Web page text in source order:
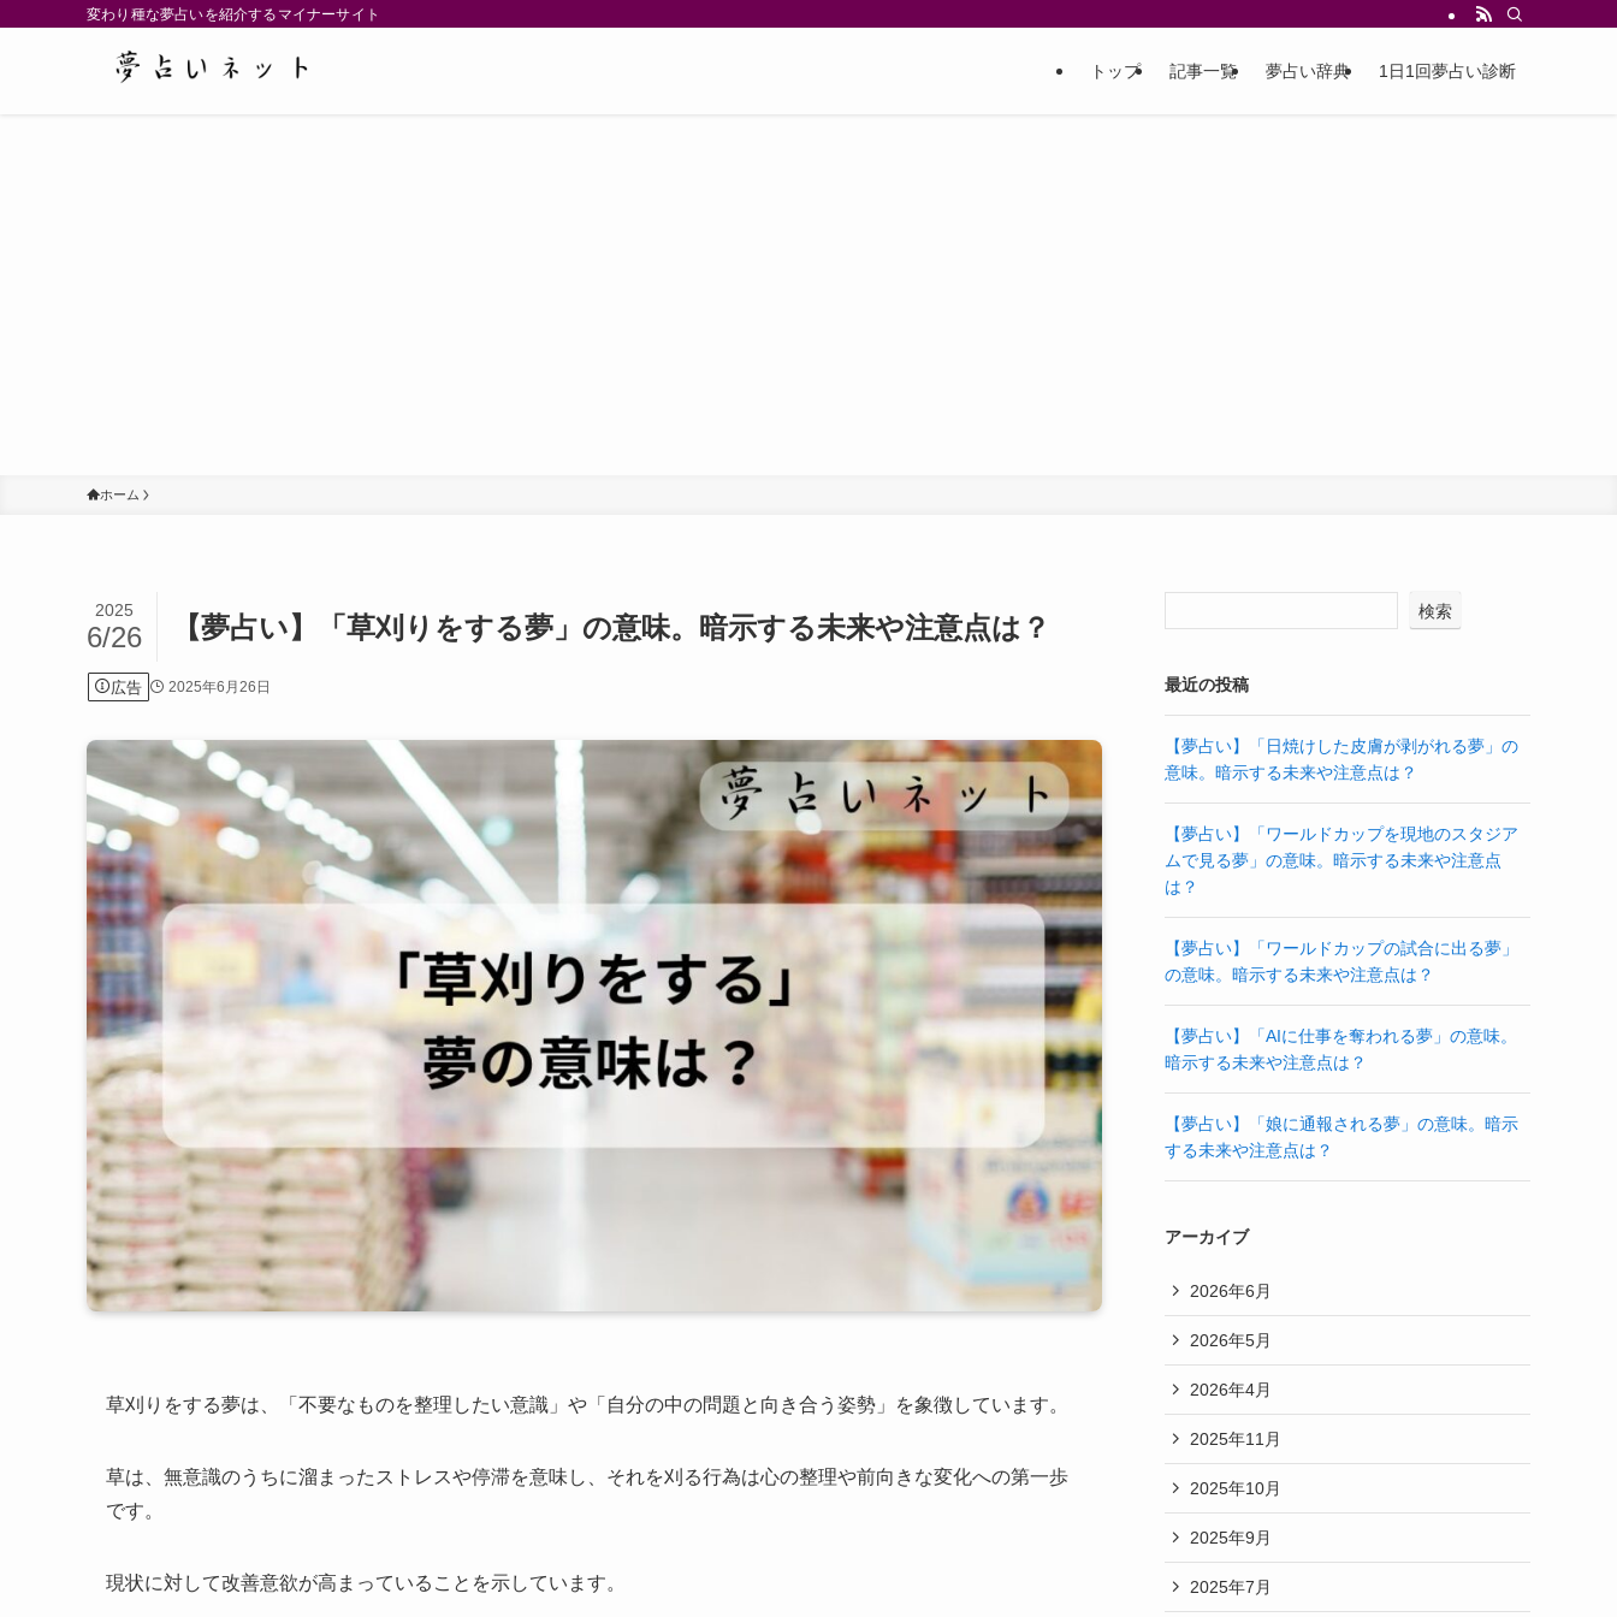
変わり種な夢占いを紹介するマイナーサイト
トップ 記事一覧 夢占い辞典 1日1回夢占い診断
ホーム
【夢占い】「草刈りをする夢」の意味。暗示する未来や注意点は？
2025
6/26
広告 2025年6月26日
草刈りをする夢は、「不要なものを整理したい意識」や「自分の中の問題と向き合う姿勢」を象徴しています。
草は、無意識のうちに溜まったストレスや停滞を意味し、それを刈る行為は心の整理や前向きな変化への第一歩
です。
現状に対して改善意欲が高まっていることを示しています。
検索
最近の投稿
【夢占い】「日焼けした皮膚が剥がれる夢」の
意味。暗示する未来や注意点は？
【夢占い】「ワールドカップを現地のスタジア
ムで見る夢」の意味。暗示する未来や注意点
は？
【夢占い】「ワールドカップの試合に出る夢」
の意味。暗示する未来や注意点は？
【夢占い】「AIに仕事を奪われる夢」の意味。
暗示する未来や注意点は？
【夢占い】「娘に通報される夢」の意味。暗示
する未来や注意点は？
アーカイブ
2026年6月
2026年5月
2026年4月
2025年11月
2025年10月
2025年9月
2025年7月